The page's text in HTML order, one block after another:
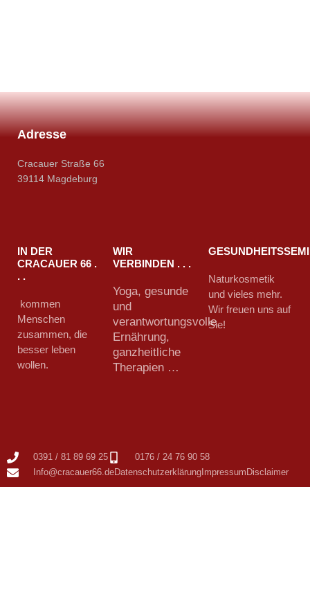
Adresse
Cracauer Straße 66
39114 Magdeburg
IN DER
CRACAUER 66 .
. .
kommen
Menschen
zusammen, die
besser leben
wollen.
WIR
VERBINDEN . . .
Yoga, gesunde
und
verantwortungsvolle
Ernährung,
ganzheitliche
Therapien …
Naturkosmetik
und vieles mehr.
Wir freuen uns auf
Sie!
0391 / 81 89 69 25
0176 / 24 76 90 58
Info@cracauer66.deDatenschutzerklärung Impressum Disclaimer